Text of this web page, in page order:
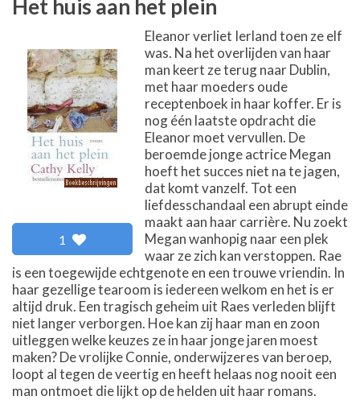
Het huis aan het plein
1
Eleanor verliet Ierland toen ze elf
was. Na het overlijden van haar
man keert ze terug naar Dublin,
met haar moeders oude
receptenboek in haar koffer. Er is
nog één laatste opdracht die
Eleanor moet vervullen. De
beroemde jonge actrice Megan
hoeft het succes niet na te jagen,
dat komt vanzelf. Tot een
liefdesschandaal een abrupt einde
maakt aan haar carrière. Nu zoekt
Megan wanhopig naar een plek
waar ze zich kan verstoppen. Rae
is een toegewijde echtgenote en een trouwe vriendin. In
haar gezellige tearoom is iedereen welkom en het is er
altijd druk. Een tragisch geheim uit Raes verleden blijft
niet langer verborgen. Hoe kan zij haar man en zoon
uitleggen welke keuzes ze in haar jonge jaren moest
maken? De vrolijke Connie, onderwijzeres van beroep,
loopt al tegen de veertig en heeft helaas nog nooit een
man ontmoet die lijkt op de helden uit haar romans.